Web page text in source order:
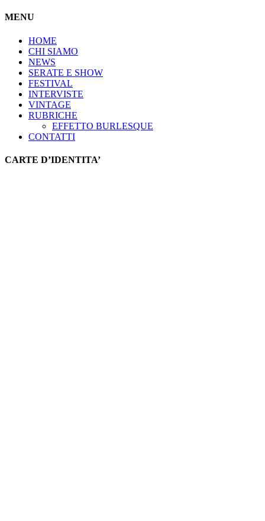
MENU
HOME
CHI SIAMO
NEWS
SERATE E SHOW
FESTIVAL
INTERVISTE
VINTAGE
RUBRICHE
EFFETTO BURLESQUE
CONTATTI
CARTE D’IDENTITA’